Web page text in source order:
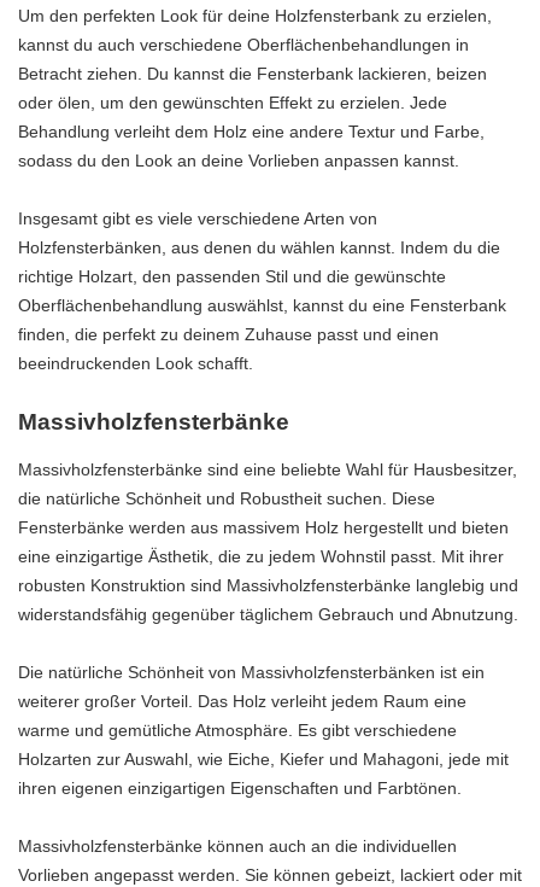
Um den perfekten Look für deine Holzfensterbank zu erzielen,
kannst du auch verschiedene Oberflächenbehandlungen in
Betracht ziehen. Du kannst die Fensterbank lackieren, beizen
oder ölen, um den gewünschten Effekt zu erzielen. Jede
Behandlung verleiht dem Holz eine andere Textur und Farbe,
sodass du den Look an deine Vorlieben anpassen kannst.
Insgesamt gibt es viele verschiedene Arten von
Holzfensterbänken, aus denen du wählen kannst. Indem du die
richtige Holzart, den passenden Stil und die gewünschte
Oberflächenbehandlung auswählst, kannst du eine Fensterbank
finden, die perfekt zu deinem Zuhause passt und einen
beeindruckenden Look schafft.
Massivholzfensterbänke
Massivholzfensterbänke sind eine beliebte Wahl für Hausbesitzer,
die natürliche Schönheit und Robustheit suchen. Diese
Fensterbänke werden aus massivem Holz hergestellt und bieten
eine einzigartige Ästhetik, die zu jedem Wohnstil passt. Mit ihrer
robusten Konstruktion sind Massivholzfensterbänke langlebig und
widerstandsfähig gegenüber täglichem Gebrauch und Abnutzung.
Die natürliche Schönheit von Massivholzfensterbänken ist ein
weiterer großer Vorteil. Das Holz verleiht jedem Raum eine
warme und gemütliche Atmosphäre. Es gibt verschiedene
Holzarten zur Auswahl, wie Eiche, Kiefer und Mahagoni, jede mit
ihren eigenen einzigartigen Eigenschaften und Farbtönen.
Massivholzfensterbänke können auch an die individuellen
Vorlieben angepasst werden. Sie können gebeizt, lackiert oder mit